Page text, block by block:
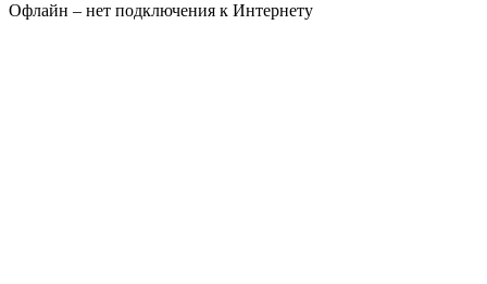
Офлайн – нет подключения к Интернету